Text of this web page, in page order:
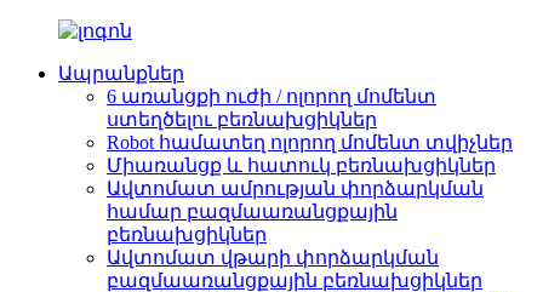
Ապրանքներ
6 առանցքի ուժի / ոլորող մոմենտ
ստեղծելու բեռնախցիկներ
Robot համատեղ ոլորող մոմենտ տվիչներ
Միառանցք և հատուկ բեռնախցիկներ
Ավտոմատ ամրության փորձարկման
համար բազմաառանցքային
բեռնախցիկներ
Ավտոմատ վթարի փորձարկման
բազմաառանցքային բեռնախցիկներ